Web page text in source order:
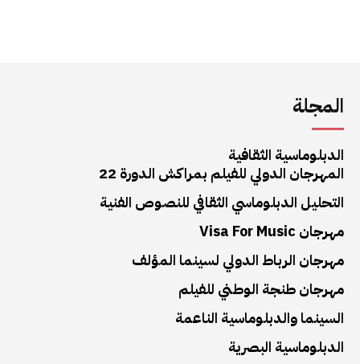
المجلة
الدبلوماسية الثقافية
المهرجان الدولي للفيلم بمراكش الدورة 22
التحليل الدبلوماسي الثقافي للنصوص الفنية
مهرجان Visa For Music
مهرجان الرباط الدولي لسينما المؤلف
مهرجان طنجة الوطني للفيلم
السينما والدبلوماسية الناعمة
الدبلوماسية البصرية